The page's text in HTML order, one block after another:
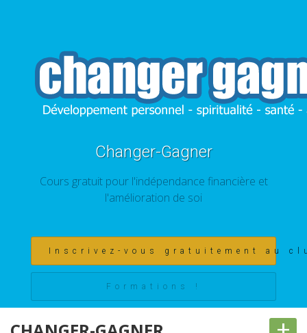
Changer-Gagner
Cours gratuit pour l'indépendance financière et
l'amélioration de soi
Inscrivez-vous gratuitement au
Formations !